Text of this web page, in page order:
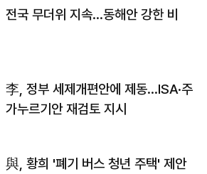
전국 무더위 지속…동해안 강한 비
李, 정부 세제개편안에 제동…ISA·주
가누르기안 재검토 지시
與, 황희 '폐기 버스 청년 주택' 제안